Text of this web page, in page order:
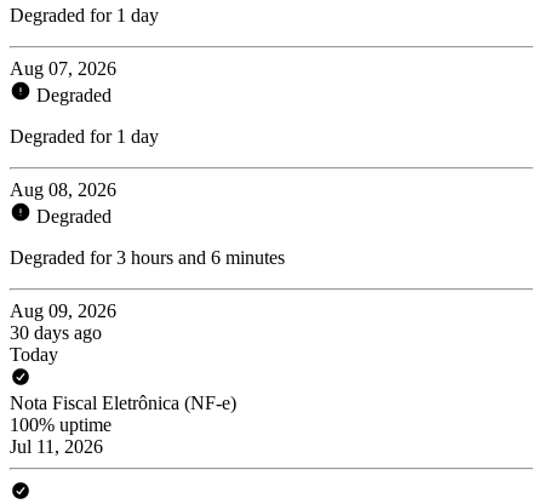
Degraded for 1 day
Aug 07, 2026
Degraded
Degraded for 1 day
Aug 08, 2026
Degraded
Degraded for 3 hours and 6 minutes
Aug 09, 2026
30 days ago
Today
Nota Fiscal Eletrônica (NF-e)
100% uptime
Jul 11, 2026